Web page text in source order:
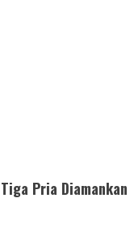
Pria Diamankan